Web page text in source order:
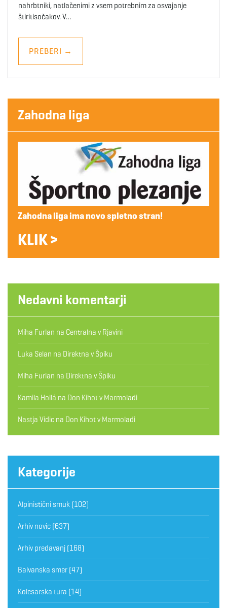
nahrbtniki, natlačenimi z vsem potrebnim za osvajanje
štiritisočakov. V…
PREBERI →
Zahodna liga
Zahodna liga ima novo spletno stran!
KLIK >
Nedavni komentarji
Miha Furlan na Centralna v Rjavini
Luka Selan na Direktna v Špiku
Miha Furlan na Direktna v Špiku
Kamila Hollá na Don Kihot v Marmoladi
Nastja Vidic na Don Kihot v Marmoladi
Kategorije
Alpinistični smuk (102)
Arhiv novic (637)
Arhiv predavanj (168)
Balvanska smer (47)
Kolesarska tura (14)